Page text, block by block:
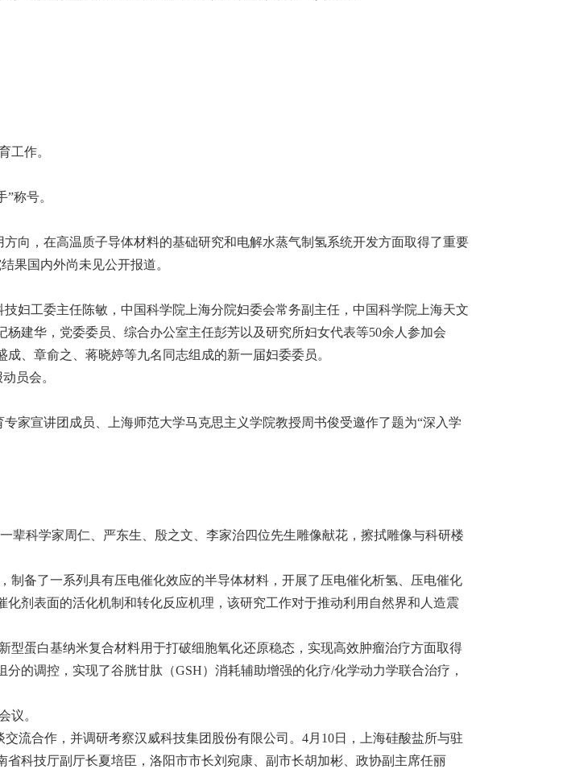
工作。
称号。
向，在高温质子导体材料的基础研究和电解水蒸气制氢系统开发方面取得了重要
果国内外尚未见公开报道。
妇工委主任陈敏，中国科学院上海分院妇委会常务副主任，中国科学院上海天文
建华，党委委员、综合办公室主任彭芳以及研究所妇女代表等50余人参加会
、章俞之、蒋晓婷等九名同志组成的新一届妇委委员。
员会。
家宣讲团成员、上海师范大学马克思主义学院教授周书俊受邀作了题为“深入学
辈科学家周仁、严东生、殷之文、李家治四位先生雕像献花，擦拭雕像与科研楼
备了一系列具有压电催化效应的半导体材料，开展了压电催化析氢、压电催化
剂表面的活化机制和转化反应机理，该研究工作对于推动利用自然界和人造震
蛋白基纳米复合材料用于打破细胞氧化还原稳态，实现高效肿瘤治疗方面取得
的调控，实现了谷胱甘肽（GSH）消耗辅助增强的化疗/化学动力学联合治疗，
议。
流合作，并调研考察汉威科技集团股份有限公司。4月10日，上海硅酸盐所与驻
科技厅副厅长夏培臣，洛阳市市长刘宛康、副市长胡加彬、政协副主席任丽